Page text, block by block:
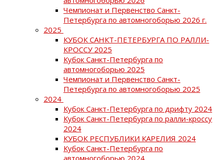
Чемпионат и Первенство Санкт-
Петербурга по автомногоборью 2026 г.
2025
КУБОК САНКТ-ПЕТЕРБУРГА ПО РАЛЛИ-
КРОССУ 2025
Кубок Санкт-Петербурга по
автомногоборью 2025
Чемпионат и Первенство Санкт-
Петербурга по автомногоборью 2025
2024
Кубок Санкт-Петербурга по дрифту 2024
Кубок Санкт-Петербурга по ралли-кроссу
2024
КУБОК РЕСПУБЛИКИ КАРЕЛИЯ 2024
Кубок Санкт-Петербурга по
автомногоборью 2024